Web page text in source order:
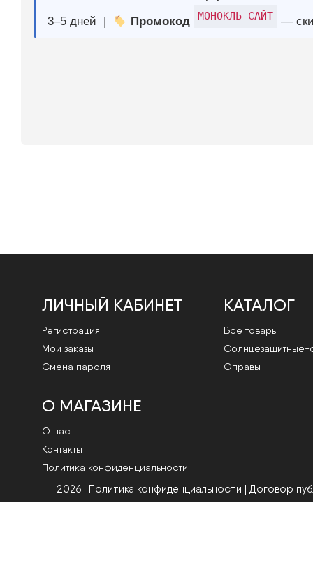
ЛИЧНЫЙ КАБИНЕТ
Регистрация
Мои заказы
Смена пароля
КАТАЛОГ
Все товары
Cолнцезащитные-
Оправы
О МАГАЗИНЕ
О нас
Контакты
Политика конфиденциальности
2026 | Политика конфиденциальности | Договор